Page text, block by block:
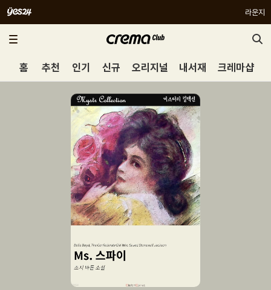
라운지
홈 추천 인기 신규 오리지널 내서재 크레마샵